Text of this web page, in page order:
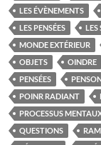
LES ÉVÈNEMENTS
LES PENSÉES
LES
MONDE EXTÉRIEUR
OBJETS
OINDRE
PENSÉES
POINR RADIANT
PROCESSUS
QUESTIONS